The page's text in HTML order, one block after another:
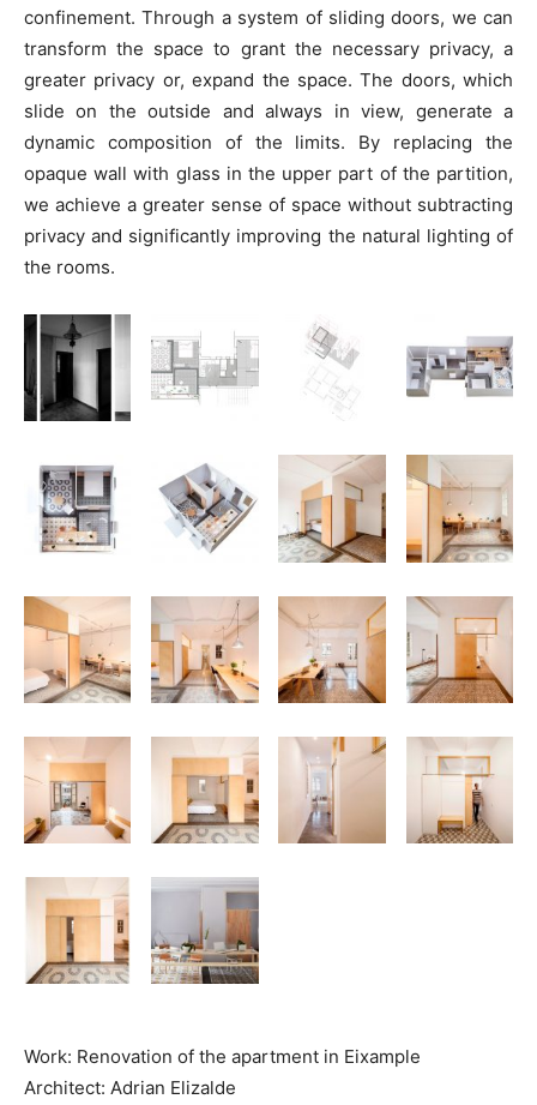
confinement. Through a system of sliding doors, we can
transform the space to grant the necessary privacy, a
greater privacy or, expand the space. The doors, which
slide on the outside and always in view, generate a
dynamic composition of the limits. By replacing the
opaque wall with glass in the upper part of the partition,
we achieve a greater sense of space without subtracting
privacy and significantly improving the natural lighting of
the rooms.
Work: Renovation of the apartment in Eixample
Architect: Adrian Elizalde